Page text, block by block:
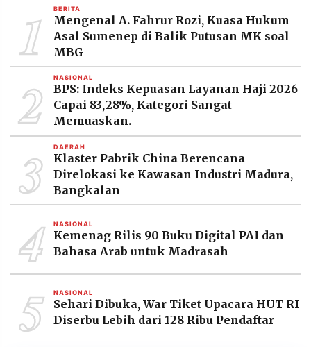
PT.
RESOLUSI
PRAMUDITA
1 BERITA
Mengenal A. Fahrur Rozi, Kuasa Hukum
Asal Sumenep di Balik Putusan MK soal
MBG
2 NASIONAL
BPS: Indeks Kepuasan Layanan Haji 2026
Capai 83,28%, Kategori Sangat
Memuaskan.
3 DAERAH
Klaster Pabrik China Berencana
Direlokasi ke Kawasan Industri Madura,
Bangkalan
4 NASIONAL
Kemenag Rilis 90 Buku Digital PAI dan
Bahasa Arab untuk Madrasah
5 NASIONAL
Sehari Dibuka, War Tiket Upacara HUT RI
Diserbu Lebih dari 128 Ribu Pendaftar